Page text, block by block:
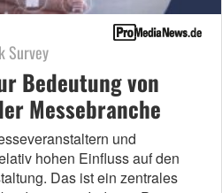
Survey
Bedeutung von
Messebranche
und
hohen Einfluss auf den
Das ist ein zentrales